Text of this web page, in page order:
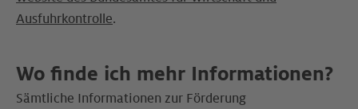
Ausfuhrkontrolle.
Wo finde ich mehr Informationen?
Sämtliche Informationen zur Förderung